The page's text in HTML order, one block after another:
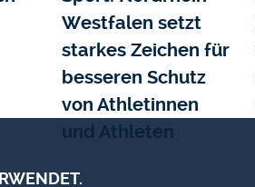
Westfalen setzt
starkes Zeichen für
besseren Schutz
von Athletinnen
und Athleten